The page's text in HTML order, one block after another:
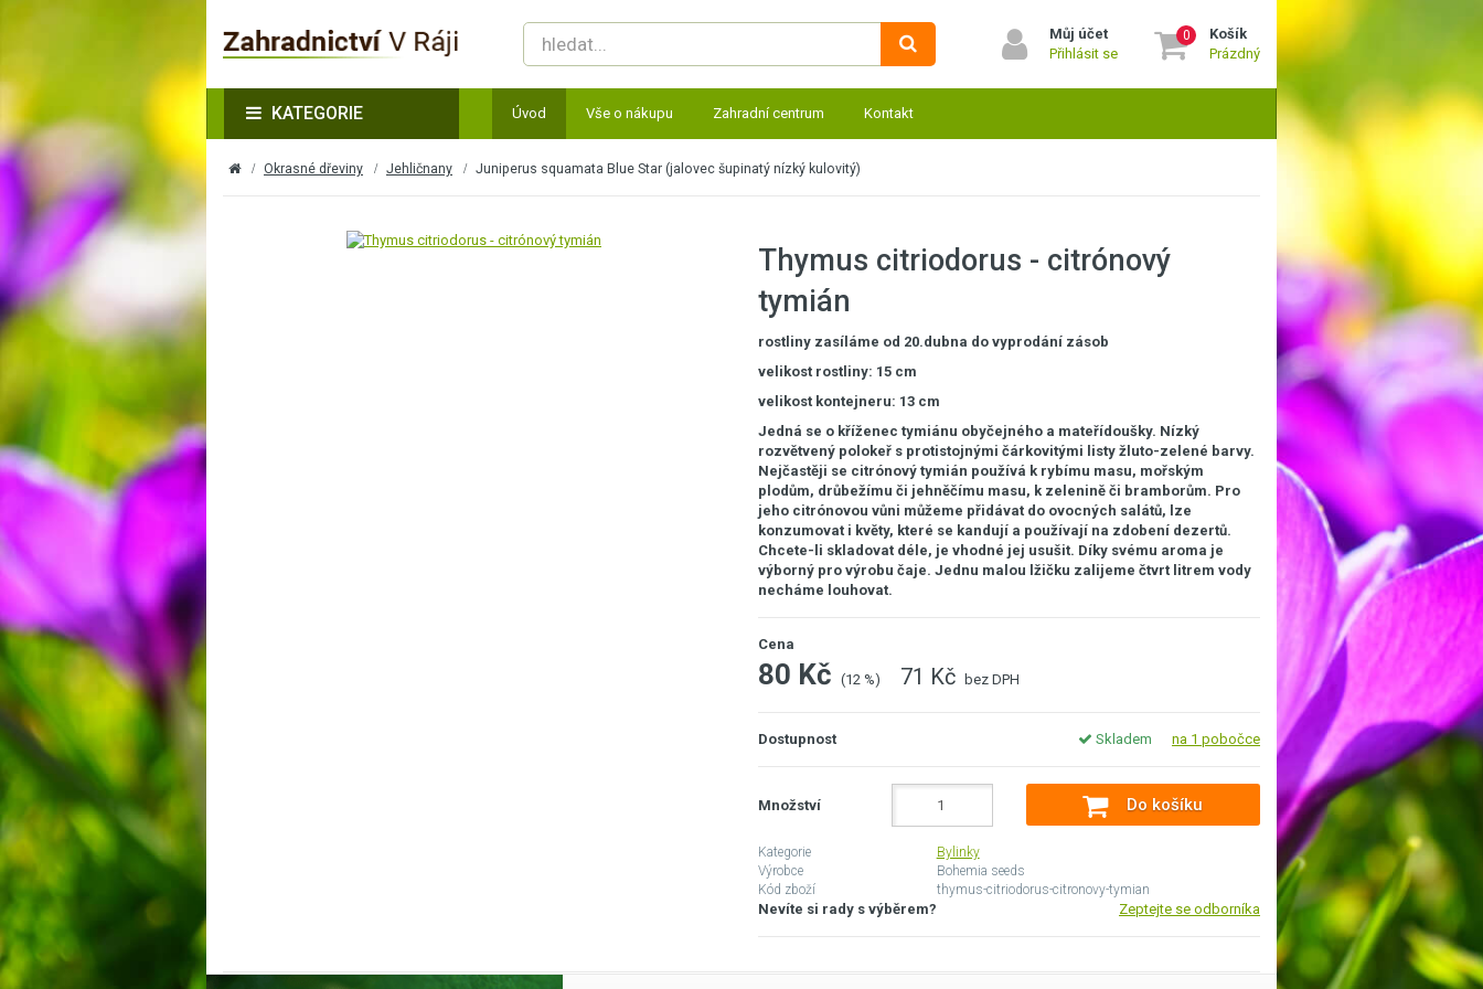
Můj účet
Přihlásit se
0
Košík
Prázdný
KATEGORIE Úvod Vše o nákupu Zahradní centrum Kontakt
Okrasné dřeviny Jehličnany Juniperus squamata Blue Star (jalovec šupinatý nízký kulovitý)
Thymus citriodorus - citrónový
tymián
rostliny zasíláme od 20.dubna do vyprodání zásob
velikost rostliny: 15 cm
velikost kontejneru: 13 cm
Jedná se o kříženec tymiánu obyčejného a mateřídoušky. Nízký
rozvětvený polokeř s protistojnými čárkovitými listy žluto-zelené barvy.
Nejčastěji se citrónový tymián používá k rybímu masu, mořským
plodům, drůbežímu či jehněčímu masu, k zelenině či bramborům. Pro
jeho citrónovou vůni můžeme přidávat do ovocných salátů, lze
konzumovat i květy, které se kandují a používají na zdobení dezertů.
Chcete-li skladovat déle, je vhodné jej usušit. Díky svému aroma je
výborný pro výrobu čaje. Jednu malou lžičku zalijeme čtvrt litrem vody
necháme louhovat.
Cena
80 Kč (12 %) 71 Kč bez DPH
Dostupnost Skladem na 1 pobočce
Množství Do košíku
Kategorie
Bylinky
Výrobce
Bohemia seeds
Kód zboží
thymus-citriodorus-citronovy-tymian
Nevíte si rady s výběrem? Zeptejte se odborníka